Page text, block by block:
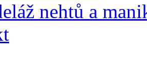
nehtů a